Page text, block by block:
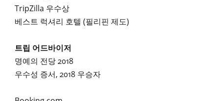
TripZilla 우수상
베스트 럭셔리 호텔 (필리핀 제도)
트립 어드바이저
명예의 전당 2018
우수성 증서, 2018 우승자